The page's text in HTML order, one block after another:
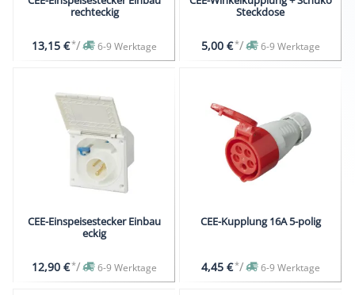
rechteckig
13,15 €*/ 6-9 Werktage
Steckdose
5,00 €*/ 6-9 Werktage
CEE-Einspeisestecker Einbau
eckig
12,90 €*/ 6-9 Werktage
CEE-Kupplung 16A 5-polig
4,45 €*/ 6-9 Werktage